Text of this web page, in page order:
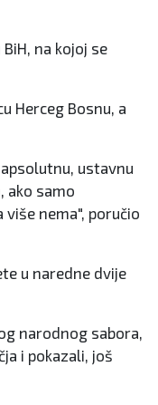
na kojoj se
Herceg Bosnu, a
ustavnu
ako samo
nema", poručio
u naredne dvije
narodnog sabora,
i pokazali, još